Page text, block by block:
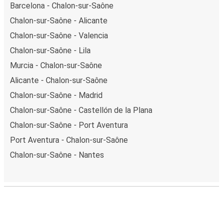
Barcelona - Chalon-sur-Saône
Chalon-sur-Saône - Alicante
Chalon-sur-Saône - Valencia
Chalon-sur-Saône - Lila
Murcia - Chalon-sur-Saône
Alicante - Chalon-sur-Saône
Chalon-sur-Saône - Madrid
Chalon-sur-Saône - Castellón de la Plana
Chalon-sur-Saône - Port Aventura
Port Aventura - Chalon-sur-Saône
Chalon-sur-Saône - Nantes